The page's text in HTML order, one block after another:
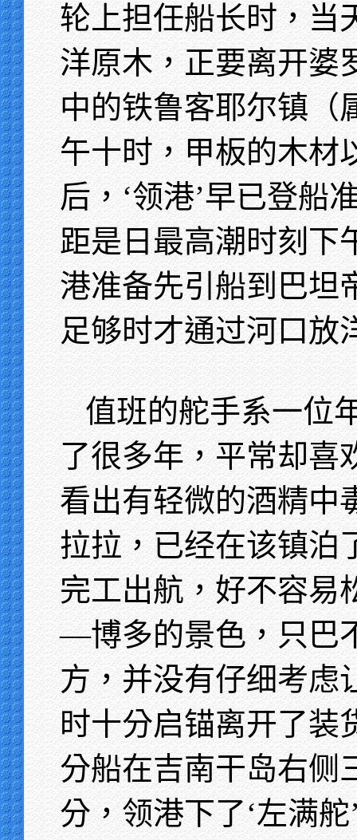
轮上担任船长时，当
洋原木，正要离开婆
中的铁鲁客耶尔镇（
午十时，甲板的木材
后，‘领港’早已登船
距是日最高潮时刻下
港准备先引船到巴坦
足够时才通过河口放
值班的舵手系一位
了很多年，平常却喜
看出有轻微的酒精中
拉拉，已经在该镇泊
完工出航，好不容易
—博多的景色，只巴
方，并没有仔细考虑
时十分启锚离开了装
分船在吉南干岛右侧
分，领港下了‘左满